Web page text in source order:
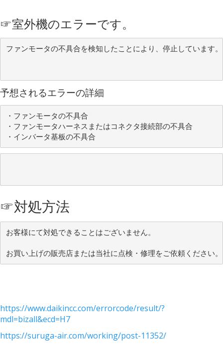
☞室外機のエラーです。
ファンモータの不具合を検知したことにより、停止しています。
予想されるエラーの詳細
・ファンモータの不具合
・ファンモータハーネスまたはコネクタ接続部の不具合
・インバータ基板の不具合
☞対処方法
お客様にて対処できることはございません。
お買い上げの販売店または当社に点検・修理をご依頼ください。
https://www.daikincc.com/errorcode/result/?
mdl=bizall&ecd=H7
https://suruga-air.com/working/post-11352/